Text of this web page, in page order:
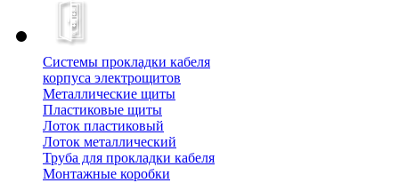
Системы прокладки кабеля
корпуса электрощитов
Металлические щиты
Пластиковые щиты
Лоток пластиковый
Лоток металлический
Труба для прокладки кабеля
Монтажные коробки